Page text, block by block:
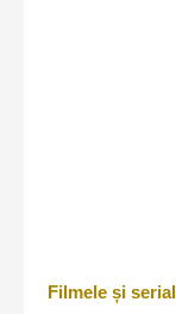
Filmele și